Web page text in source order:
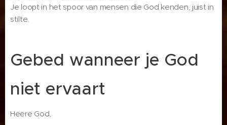
Je loopt in het spoor van mensen die God kenden, juist in
stilte.
Gebed wanneer je God
niet ervaart
Heere God,